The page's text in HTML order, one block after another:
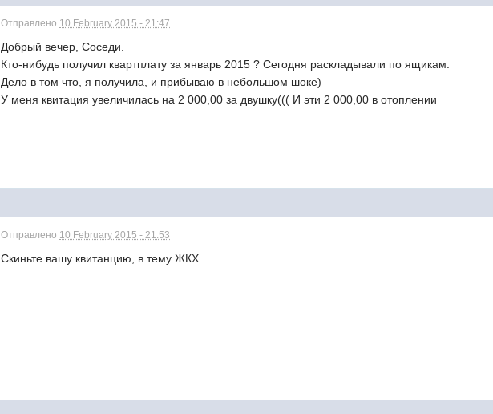
Отправлено 10 February 2015 - 21:47
Добрый вечер, Соседи.
Кто-нибудь получил квартплату за январь 2015 ? Сегодня раскладывали по ящикам.
Дело в том что, я получила, и прибываю в небольшом шоке)
У меня квитация увеличилась на 2 000,00 за двушку((( И эти 2 000,00 в отоплении
Отправлено 10 February 2015 - 21:53
Скиньте вашу квитанцию, в тему ЖКХ.